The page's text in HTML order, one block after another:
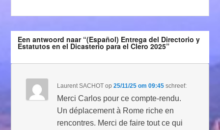
Een antwoord naar “(Español) Entrega del Directorio y
Estatutos en el Dicasterio para el Clero 2025”
Laurent SACHOT op25/11/25 om 09:45 schreef:
Merci Carlos pour ce compte-rendu.
Un déplacement à Rome riche en
rencontres. Merci de faire tout ce qui